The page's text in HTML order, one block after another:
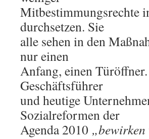
Mitbestimmungsrechte
durchsetzen. Sie
alle sehen in den
nur einen
Anfang, einen
Geschäftsführer
und heutige
Sozialreformen der
Agenda 2010